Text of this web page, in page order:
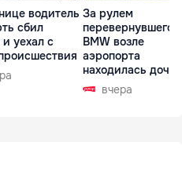
водитель
сбил
и уехал с
За рулем
BMW возле
аэропорта
находилась дочь
директора лицея
вчера